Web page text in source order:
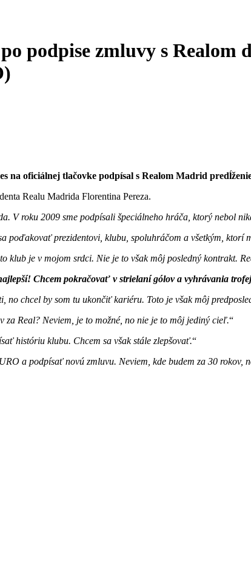
podpise zmluvy s Realom
na oficiálnej tlačovke podpísal s Realom Madrid
Realu Madrida Florentina Pereza.
V roku 2009 sme podpísali špeciálneho hráča, ktorý nebol
poďakovať prezidentovi, klubu, spoluhráčom a všetkým, ktorí
klub je v mojom srdci. Nie je to však môj posledný kontrakt.
Chcem pokračovať v strielaní gólov a vyhrávania
no chcel by som tu ukončiť kariéru. Toto je však môj
za Real? Neviem, je to možné, no nie je to môj jediný cieľ.
históriu klubu. Chcem sa však stále zlepšovať.
a podpísať novú zmluvu. Neviem, kde budem za 30 rokov,